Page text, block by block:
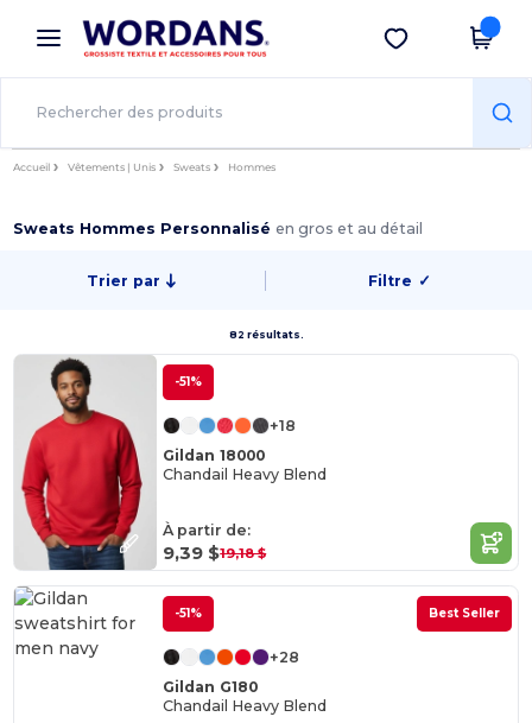
× Appli Wordans
Meilleurs prix sur l’app !
Obtenir l'appli
Accueil Vêtements | Unis Sweats Hommes
Sweats Hommes Personnaliséen gros et au détail
Trier par Filtre ✓
82 résultats.
-51%
+18
Gildan 18000
Chandail Heavy Blend
À partir de:
9,39 $19,18 $
-51% Best Seller
+28
Gildan G180
Chandail Heavy Blend